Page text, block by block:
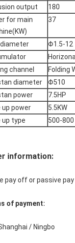
output
180
for main
37
Φ1.5-12
channel
Folding
diameter
Φ510
power
7.5HP
up power
5.5KW
up type
500-
information:
pay off or passive
of payment:
/ Ningbo